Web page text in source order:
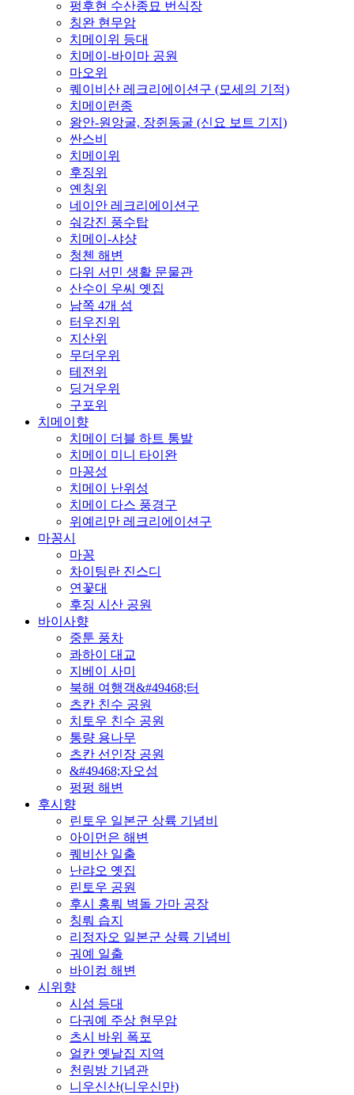
펑후현 수산종묘 번식장
칭완 현무암
치메이위 등대
치메이-바이마 공원
마오위
퀘이비산 레크리에이션구 (모세의 기적)
치메이런종
왕안-원앙굴, 장쥔동굴 (신요 보트 기지)
싼스비
치메이위
후징위
옌칭위
네이안 레크리에이션구
숴강진 풍수탑
치메이-샤샹
청첸 해변
다위 서민 생활 문물관
산수이 우씨 옛집
남쪽 4개 섬
터우진위
지산위
무더우위
테전위
딩거우위
구포위
치메이향
치메이 더블 하트 통발
치메이 미니 타이완
마꽁성
치메이 난위성
치메이 다스 풍경구
위예리만 레크리에이션구
마꽁시
마꽁
차이팅란 진스디
연꽃대
후징 시산 공원
바이사향
중툰 풍차
콰하이 대교
지베이 사미
북해 여행객&#49468;터
츠칸 친수 공원
치토우 친수 공원
통량 용나무
츠칸 선인장 공원
&#49468;자오섬
펑펑 해변
후시향
린토우 일본군 상륙 기념비
아이먼은 해변
퀘비산 일출
난랴오 옛집
린토우 공원
후시 홍뤄 벽돌 가마 공장
칭뤄 습지
리정자오 일본군 상륙 기념비
궈예 일출
바이컹 해변
시위향
시섬 등대
다궈예 주상 현무암
츠시 바위 폭포
얼칸 옛날집 지역
천링방 기념관
니우신산(니우신만)